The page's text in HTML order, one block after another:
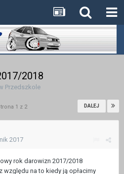
2018
Przedszkole
DALEJ
1 z 2
2017
rok darowizn 2017/2018
na to kiedy ją opłacimy